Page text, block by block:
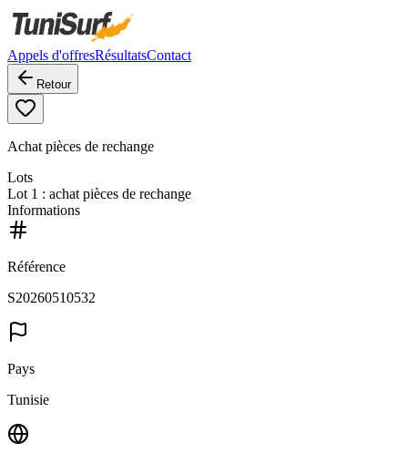
Appels d'offresRésultatsContact
Retour
Achat pièces de rechange
Lots
Lot 1 : achat pièces de rechange
Informations
Référence
S20260510532
Pays
Tunisie